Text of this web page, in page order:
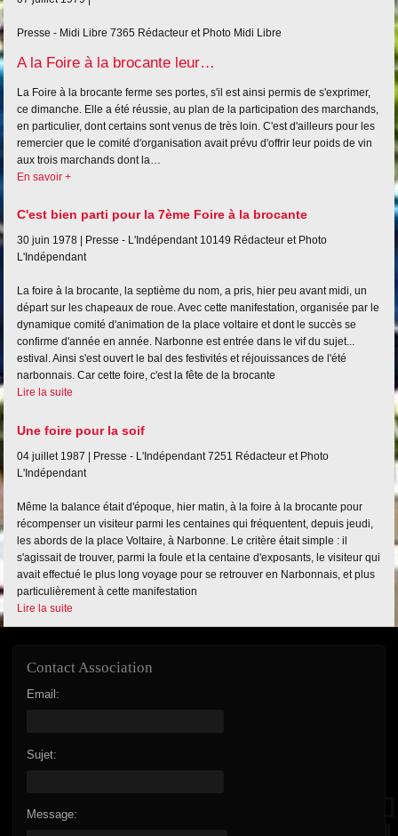
Presse - Midi Libre 7365 Rédacteur et Photo Midi Libre
A la Foire à la brocante leur…
La Foire à la brocante ferme ses portes, s'il est ainsi permis de s'exprimer,
ce dimanche. Elle a été réussie, au plan de la participation des marchands,
en particulier, dont certains sont venus de très loin. C'est d'ailleurs pour les
remercier que le comité d'organisation avait prévu d'offrir leur poids de vin
aux trois marchands dont la…
En savoir +
C'est bien parti pour la 7ème Foire à la brocante
30 juin 1978 | Presse - L'Indépendant 10149 Rédacteur et Photo
L'Indépendant
La foire à la brocante, la septième du nom, a pris, hier peu avant midi, un
départ sur les chapeaux de roue. Avec cette manifestation, organisée par le
dynamique comité d'animation de la place voltaire et dont le succès se
confirme d'année en année. Narbonne est entrée dans le vif du sujet...
estival. Ainsi s'est ouvert le bal des festivités et réjouissances de l'été
narbonnais. Car cette foire, c'est la fête de la brocante
Lire la suite
Une foire pour la soif
04 juillet 1987 | Presse - L'Indépendant 7251 Rédacteur et Photo
L'Indépendant
Même la balance était d'époque, hier matin, à la foire à la brocante pour
récompenser un visiteur parmi les centaines qui fréquentent, depuis jeudi,
les abords de la place Voltaire, à Narbonne. Le critère était simple : il
s'agissait de trouver, parmi la foule et la centaine d'exposants, le visiteur qui
avait effectué le plus long voyage pour se retrouver en Narbonnais, et plus
particulièrement à cette manifestation
Lire la suite
Contact Association
Email:
Sujet:
Message: